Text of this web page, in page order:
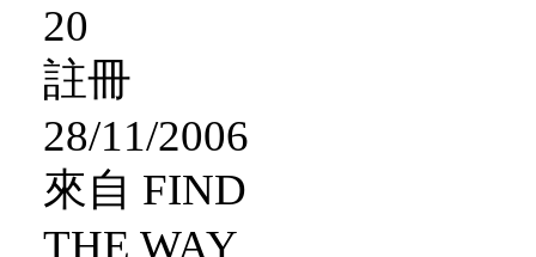
20
註冊
28/11/2006
來自 FIND
THE WAY